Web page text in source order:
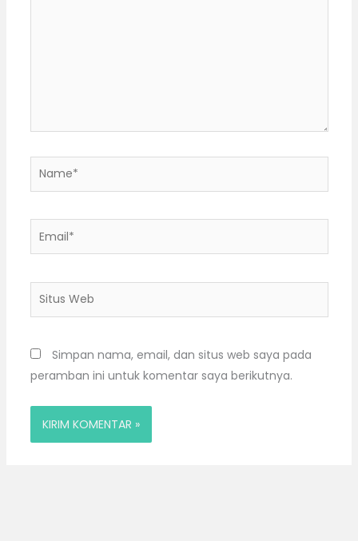
Name*
Email*
Situs
Simpan nama, email, dan situs web saya pada
peramban ini untuk komentar saya berikutnya.